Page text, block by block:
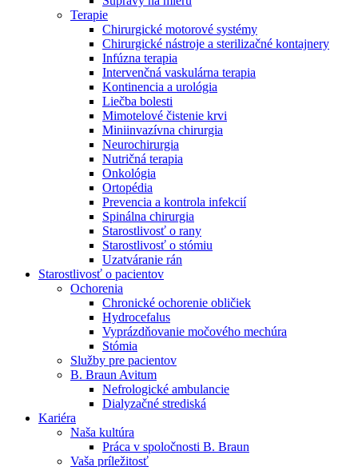
Nefrologické ambulancie
V nefrologických ambulanciách prevádzkujeme poradenstvo
a prípravu pacientov k jednotlivým metódam náhrady funkcie
obličiek. Zvoľte si mesto, ktoré potrebujete a navštívte nás.
Terapie
Chirurgické motorové systémy
Chirurgické nástroje a sterilizačné kontajnery
Infúzna terapia
Intervenčná vaskulárna terapia
Kontinencia a urológia
Liečba bolesti
Mimotelové čistenie krvi
Miniinvazívna chirurgia
Neurochirurgia
Nutričná terapia
Onkológia
Ortopédia
Prevencia a kontrola infekcií
Spinálna chirurgia
Starostlivosť o rany
Starostlivosť o stómiu
Uzatváranie rán
Starostlivosť o pacientov
Ochorenia
Chronické ochorenie obličiek
Hydrocefalus
Vyprázdňovanie močového mechúra
Stómia
Služby pre pacientov
B. Braun Avitum
Nefrologické ambulancie
Dialyzačné strediská
Kariéra
Naša kultúra
Práca v spoločnosti B. Braun
Vaša príležitosť